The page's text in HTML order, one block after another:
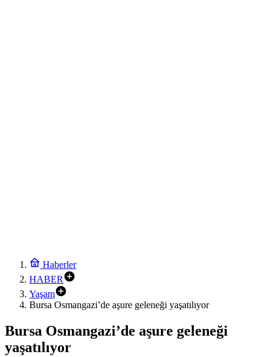
Haberler
HABER
Yaşam
Bursa Osmangazi’de aşure geleneği yaşatılıyor
Bursa Osmangazi’de aşure geleneği
yaşatılıyor